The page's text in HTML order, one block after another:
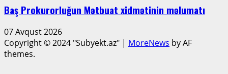
Baş Prokurorluğun Mətbuat xidmətinin məlumatı
07 Avqust 2026
Copyright © 2024 "Subyekt.az" | MoreNews by AF
themes.